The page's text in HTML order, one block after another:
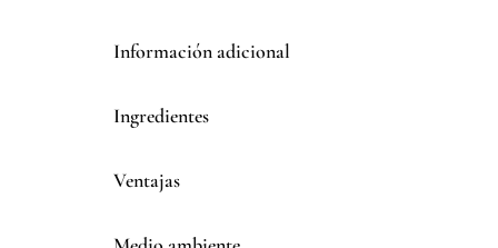
Información adicional
Ingredientes
Ventajas